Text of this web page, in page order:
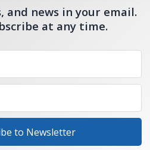
and news in your email.
at any time.
to Newsletter